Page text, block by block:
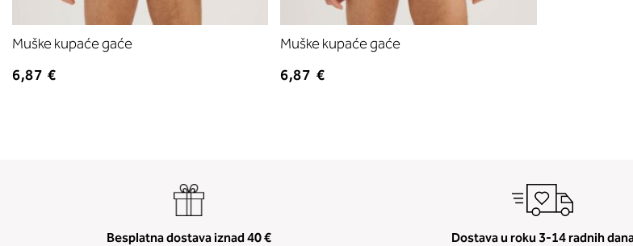
Muške kupaće gaće
6,87 €
Muške kupaće gaće
6,87 €
Besplatna dostava iznad 40 € Dostava u roku 3-14 radnih